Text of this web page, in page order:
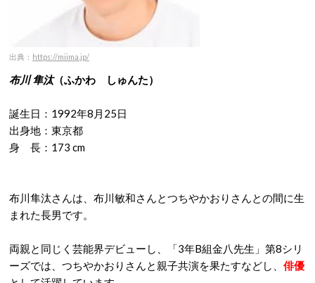
出典： https://miima.jp/
布川 隼汰（ふかわ しゅんた）
誕生日：1992年8月25日
出身地：東京都
身 長：173 cm
布川隼汰さんは、布川敏和さんとつちやかおりさんとの間に生
まれた長男です。
両親と同じく芸能界デビューし、「3年B組金八先生」第8シリ
ーズでは、つちやかおりさんと親子共演を果たすなどし、 俳優